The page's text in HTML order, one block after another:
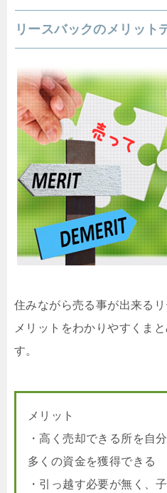
リースバックのメリット
住みながら売る事が出来る
メリットをわかりやすくま
す。
メリット
・高く売却できる所を自
多くの資金を獲得できる
・引っ越す必要が無く、